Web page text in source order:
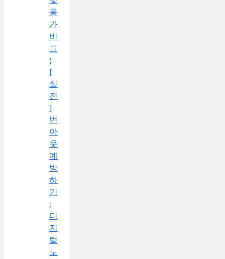
물
가
비
교
)
[
실
전
]
번
아
웃
예
방
하
기
:
디
지
털
노